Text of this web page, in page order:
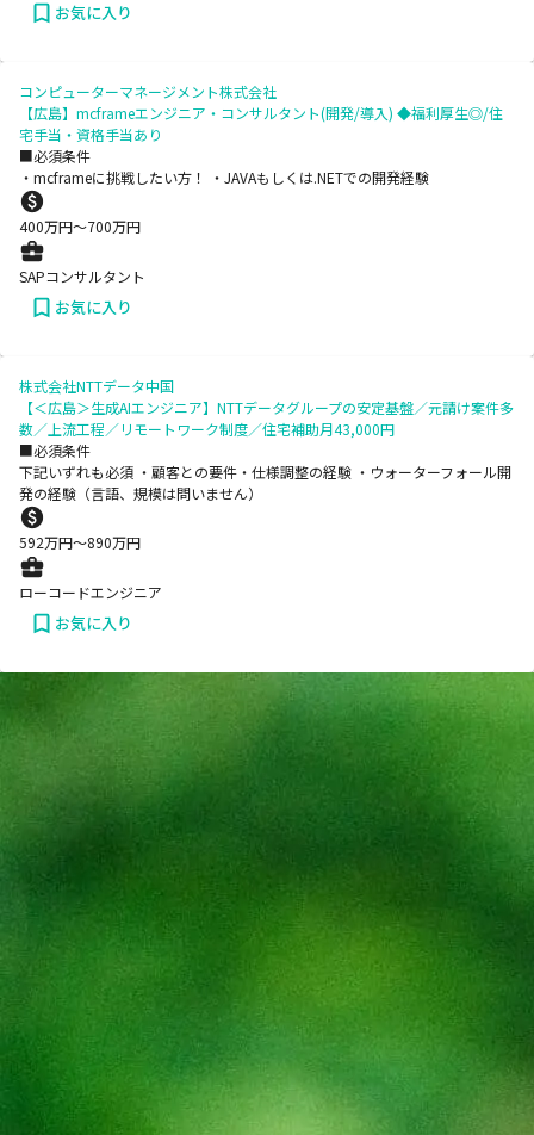
お気に入り
コンピューターマネージメント株式会社
【広島】mcframeエンジニア・コンサルタント(開発/導入) ◆福利厚生◎/住
宅手当・資格手当あり
■必須条件
・mcframeに挑戦したい方！ ・JAVAもしくは.NETでの開発経験
400万円〜700万円
SAPコンサルタント
お気に入り
株式会社NTTデータ中国
【＜広島＞生成AIエンジニア】NTTデータグループの安定基盤／元請け案件多
数／上流工程／リモートワーク制度／住宅補助月43,000円
■必須条件
下記いずれも必須 ・顧客との要件・仕様調整の経験 ・ウォーターフォール開
発の経験（言語、規模は問いません）
592万円〜890万円
ローコードエンジニア
お気に入り